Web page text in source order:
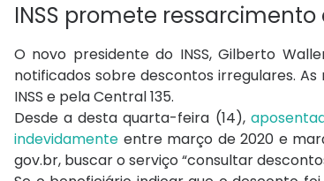
INSS promete
O novo presidente do INSS, Gilberto
notificados sobre descontos irregulares.
INSS e pela Central 135.
Desde a desta quarta-feira (14),
indevidamente entre março de 2020 e
gov.br, buscar o serviço “consultar